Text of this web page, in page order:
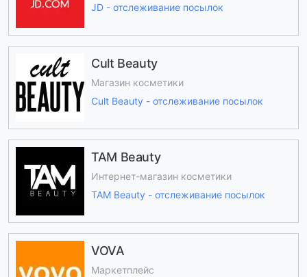
JD - отслеживание посылок
Cult Beauty
Магазин косметики
Cult Beauty - отслеживание посылок
TAM Beauty
Интернет-магазин косметики
TAM Beauty - отслеживание посылок
VOVA
Маркетплейс